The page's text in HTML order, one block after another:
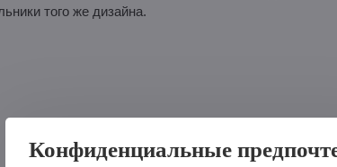
того же дизайна.
Конфиденциальные